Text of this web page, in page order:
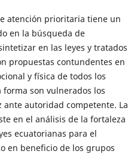
atención prioritaria tiene un
en la búsqueda de
en las leyes y tratados
propuestas contundentes en
y física de todos los
son vulnerados los
autoridad competente. La
en el análisis de la fortaleza
ecuatorianas para el
en beneficio de los grupos